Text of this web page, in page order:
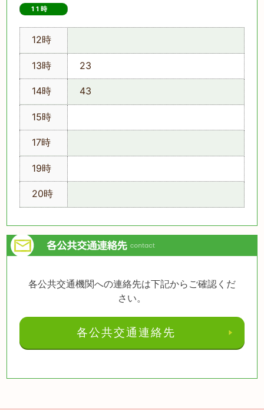
11時
12時
13時 23
14時 43
15時
17時
19時
20時
各公共交通機関への連絡先は下記からご確認くだ
さい。
各公共交通連絡先